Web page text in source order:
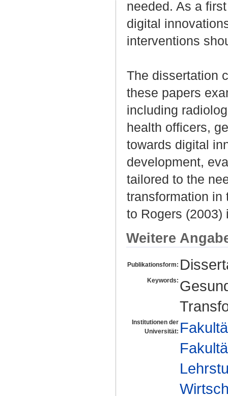
needed. As a
digital
interventions
The dissertation
these papers
including
health officers,
towards digital
development,
tailored to the
transformation in
to Rogers (2003)
Weitere
Publikationsform:
Keywords:
Institutionen der
Universität: